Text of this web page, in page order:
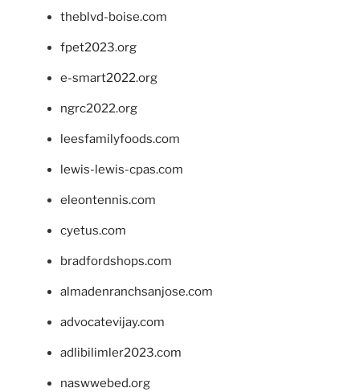
theblvd-boise.com
fpet2023.org
e-smart2022.org
ngrc2022.org
leesfamilyfoods.com
lewis-lewis-cpas.com
eleontennis.com
cyetus.com
bradfordshops.com
almadenranchsanjose.com
advocatevijay.com
adlibilimler2023.com
naswwebed.org